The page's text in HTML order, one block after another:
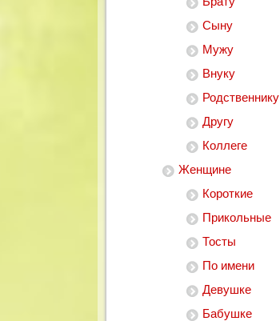
Сыну
Мужу
Внуку
Родственнику
Другу
Коллеге
Женщине
Короткие
Прикольные
Тосты
По имени
Девушке
Бабушке